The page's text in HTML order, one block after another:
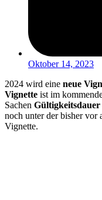
Oktober 14, 2023
2024 wird eine neue
Vignette ist im
Sachen Gültigkeitsdauer
noch unter der bisher vor
Vignette.